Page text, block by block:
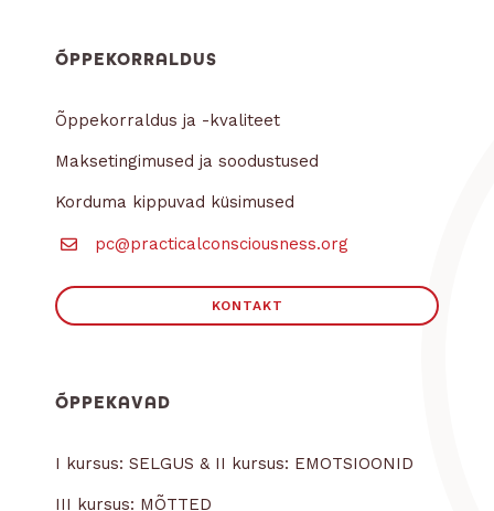
ÕPPEKORRALDUS
Õppekorraldus ja -kvaliteet
Maksetingimused ja soodustused
Korduma kippuvad küsimused
pc@practicalconsciousness.org
KONTAKT
ÕPPEKAVAD
I kursus: SELGUS & II kursus: EMOTSIOONID
III kursus: MÕTTED